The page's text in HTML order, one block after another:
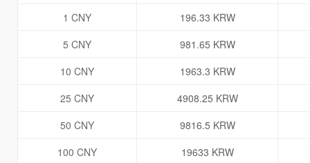
1 CNY
196.33 KRW
5 CNY
981.65 KRW
10 CNY
1963.3 KRW
25 CNY
4908.25 KRW
50 CNY
9816.5 KRW
100 CNY
19633 KRW